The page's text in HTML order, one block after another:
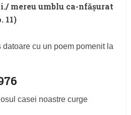
mereu umblu ca-nfășurat
11)
datoare cu un poem pomenit la
casei noastre curge